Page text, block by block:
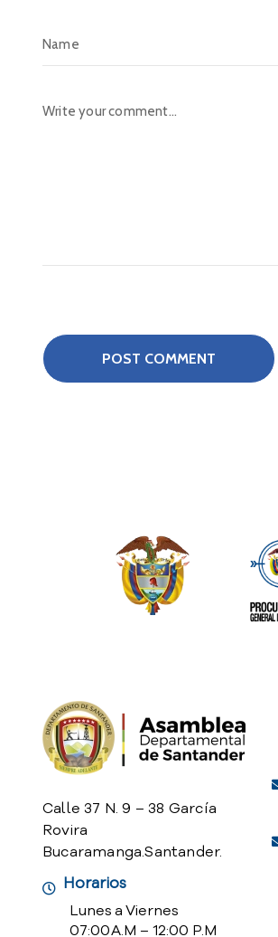
Calle 37 N. 9 – 38 García
Rovira
Bucaramanga.Santander.
Horarios
Lunes a Viernes
07:00 A.M – 12:00 P.M